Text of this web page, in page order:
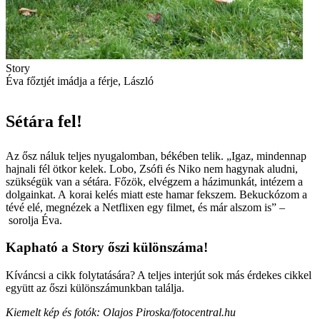
Story
Éva főztjét imádja a férje, László
Sétára fel!
Az ősz náluk teljes nyugalomban, békében telik. „Igaz, mindennap
hajnali fél ötkor kelek. Lobo, Zsófi és Niko nem hagynak aludni,
szükségük van a sétára. Főzök, elvégzem a házimunkát, intézem a
dolgainkat. A korai kelés miatt este hamar fekszem. Bekuckózom a
tévé elé, megnézek a Netflixen egy filmet, és már alszom is” –
sorolja Éva.
Kapható a Story őszi különszáma!
Kíváncsi a cikk folytatására? A teljes interjút sok más érdekes cikkel
együtt az őszi külön­számunkban találja.
Kiemelt kép és fotók: Olajos Piroska/fotocentral.hu